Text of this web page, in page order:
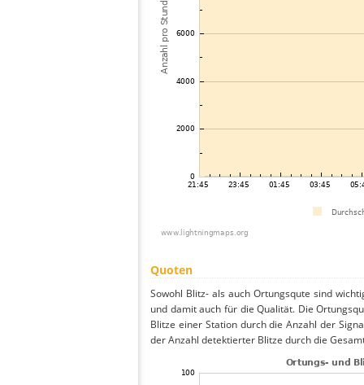
Quoten
Sowohl Blitz- als auch Ortungsqute sind
und damit auch für die Qualität. Die
Blitze einer Station durch die Anzahl der
der Anzahl detektierter Blitze durch die